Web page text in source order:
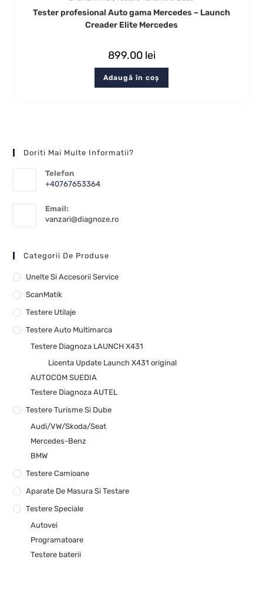
Tester profesional Auto gama Mercedes – Launch
Creader Elite Mercedes
899.00 lei
Adaugă în coș
Doriti Mai Multe Informatii?
Telefon
+40767653364
Email:
vanzari@diagnoze.ro
Categorii De Produse
Unelte Si Accesorii Service
ScanMatik
Testere Utilaje
Testere Auto Multimarca
Testere Diagnoza LAUNCH X431
Licenta Update Launch X431 original
AUTOCOM SUEDIA
Testere Diagnoza AUTEL
Testere Turisme Si Dube
Audi/VW/Skoda/Seat
Mercedes-Benz
BMW
Testere Camioane
Aparate De Masura Si Testare
Testere Speciale
Autovei
Programatoare
Testere baterii